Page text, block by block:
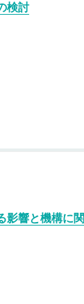
検討
影響と機構に関